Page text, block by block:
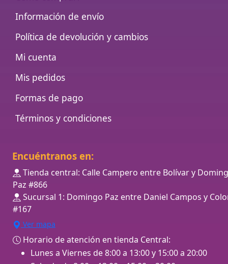
Información de envío
Política de devolución y cambios
Mi cuenta
Mis pedidos
Formas de pago
Términos y condiciones
Encuéntranos en:
Tienda central: Calle Campero entre Bolívar y
Paz #866
Sucursal 1: Domingo Paz entre Daniel Campos y
#167
Ver mapa
Horario de atención en tienda Central:
Lunes a Viernes de 8:00 a 13:00 y 15:00 a 20:00